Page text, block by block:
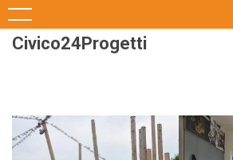
Civico24Progetti